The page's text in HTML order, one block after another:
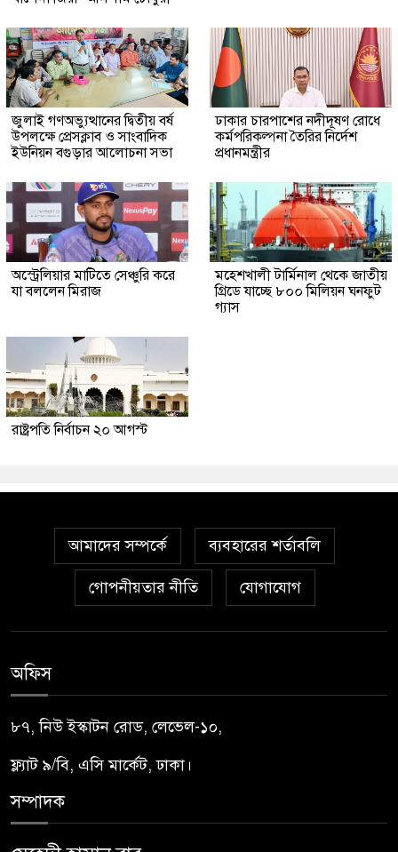
জুলাই গণঅভ্যুত্থানের দ্বিতীয় বর্ষ
উপলক্ষে প্রেসক্লাব ও সাংবাদিক
ইউনিয়ন বগুড়ার আলোচনা সভা
ঢাকার চারপাশের নদীদূষণ রোধে
কর্মপরিকল্পনা তৈরির নির্দেশ
প্রধানমন্ত্রীর
অস্ট্রেলিয়ার মাটিতে সেঞ্চুরি করে
যা বললেন মিরাজ
মহেশখালী টার্মিনাল থেকে জাতীয়
গ্রিডে যাচ্ছে ৮০০ মিলিয়ন ঘনফুট
গ্যাস
রাষ্ট্রপতি নির্বাচন ২০ আগস্ট
আমাদের সম্পর্কে ব্যবহারের শর্তাবলি
গোপনীয়তার নীতি যোগাযোগ
অফিস
৮৭, নিউ ইস্কাটন রোড, লেভেল-১০,
ফ্ল্যাট ৯/বি, এসি মার্কেট, ঢাকা।
সম্পাদক